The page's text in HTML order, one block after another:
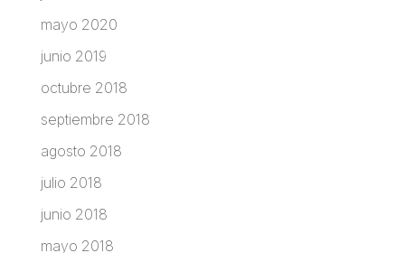
mayo 2020
junio 2019
octubre 2018
septiembre 2018
agosto 2018
julio 2018
junio 2018
mayo 2018